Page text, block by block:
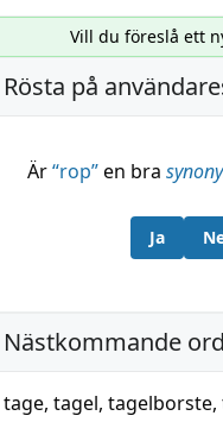
Vill du föreslå ett
Rösta på
Är“rop”en bra
Ja
Nästkommande ord
tage, tagel, tagelborste,